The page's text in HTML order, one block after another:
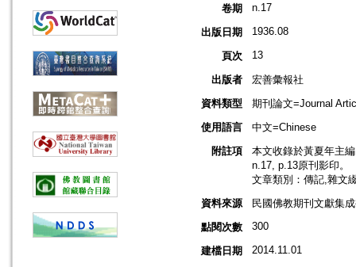
卷期
n.17
出版日期 1936.08
頁次 13
出版者
宏善彙報社
資料類型
期刊論文=Journal
使用語言
中文=Chinese
附註項
本文收錄於黃夏年主
n.17, p.13原刊影印。
文章類別：傳記,雜文
資料來源
民國佛教期刊文獻集
點閱次數
300
建檔日期 2014.11.01